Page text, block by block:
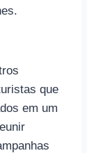
que
em um